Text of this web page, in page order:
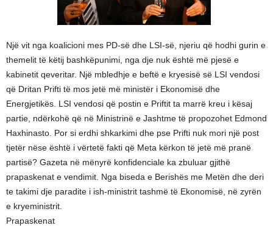
Një vit nga koalicioni mes PD-së dhe LSI-së, njeriu që hodhi gurin e
themelit të këtij bashkëpunimi, nga dje nuk është më pjesë e
kabinetit qeveritar. Një mbledhje e beftë e kryesisë së LSI vendosi
që Dritan Prifti të mos jetë më ministër i Ekonomisë dhe
Energjetikës. LSI vendosi që postin e Priftit ta marrë kreu i kësaj
partie, ndërkohë që në Ministrinë e Jashtme të propozohet Edmond
Haxhinasto. Por si erdhi shkarkimi dhe pse Prifti nuk mori një post
tjetër nëse është i vërtetë fakti që Meta kërkon të jetë më pranë
partisë? Gazeta në mënyrë konfidenciale ka zbuluar gjithë
prapaskenat e vendimit. Nga biseda e Berishës me Metën dhe deri
te takimi dje paradite i ish-ministrit tashmë të Ekonomisë, në zyrën
e kryeministrit.
Prapaskenat